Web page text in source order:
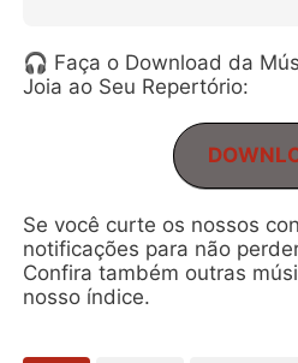
🎧 Faça o Download da
Joia ao Seu Repertório:
Se você curte os nossos
notificações para não
Confira também outras
nosso índice.